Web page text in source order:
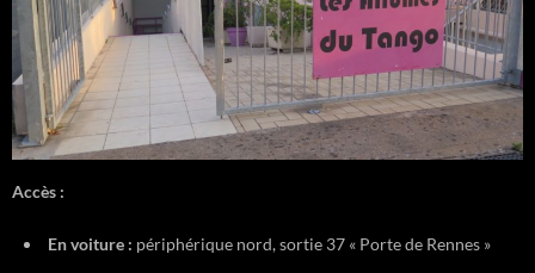
Accès :
En voiture : périphérique nord, sortie 37 « Porte de Rennes »